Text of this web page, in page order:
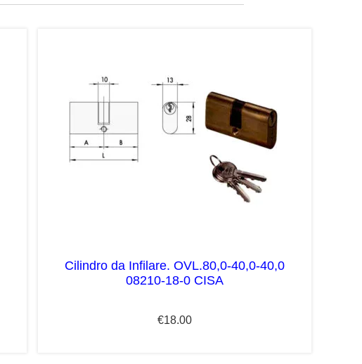
Cilindro da Infilare. OVL.80,0-40,0-40,0
08210-18-0 CISA
€18.00